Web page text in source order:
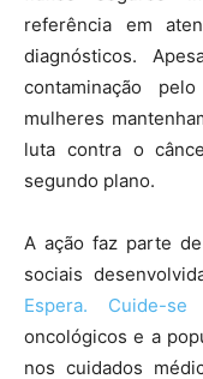
referência em
diagnósticos.
contaminação
mulheres
luta contra o
segundo plano.
A ação faz parte
sociais
Espera. Cuide-se
oncológicos e a
nos cuidados